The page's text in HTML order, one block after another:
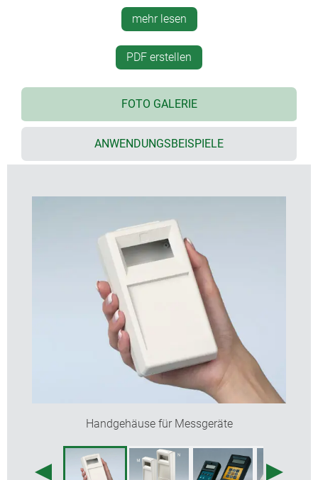
Anzeigen, einfache Montage mit Klebefolie
Batteriefächer für C, AA und 9 V Batterien
rastbarer Batteriefachdeckel für schnelles Wechseln
hochgezogene Frontseite am Unterteil für
Ablesewinkel
vertieft liegendes Bedienfeld für Folientastaturen
mehr lesen
PDF erstellen
FOTO GALERIE
ANWENDUNGSBEISPIELE
Handgehäuse für Messgeräte